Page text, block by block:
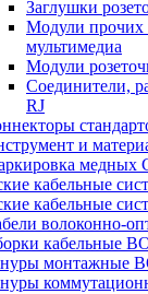
Заглушки
Модули прочих
мультимедиа
Модули
Соединители,
RJ
и
медных
кабельные
кабельные
волоконно-
кабельные
монтажные